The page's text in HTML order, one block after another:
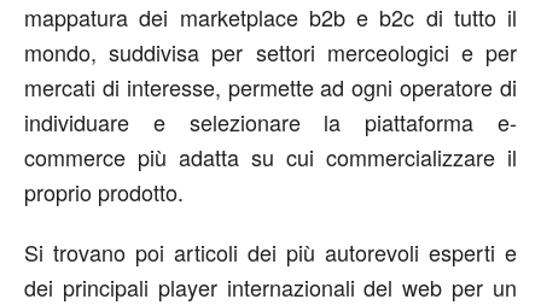
mappatura dei marketplace b2b e b2c di tutto il
mondo, suddivisa per settori merceologici e per
mercati di interesse, permette ad ogni operatore di
individuare e selezionare la piattaforma e-
commerce più adatta su cui commercializzare il
proprio prodotto.
Si trovano poi articoli dei più autorevoli esperti e
dei principali player internazionali del web per un